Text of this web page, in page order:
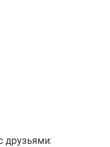
друзьями: